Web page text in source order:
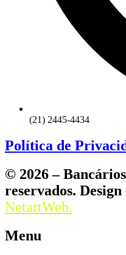
(21) 2445-4434
Política de
© 2026 –
reservados.
NetartWeb.
Menu